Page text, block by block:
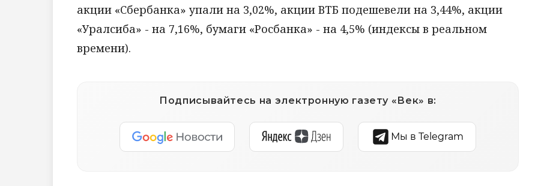
акции «Сбербанка» упали на 3,02%, акции ВТБ подешевели на 3,44%, акции
«Уралсиба» - на 7,16%, бумаги «Росбанка» - на 4,5% (индексы в реальном
времени).
Подписывайтесь на электронную газету «Век» в:
Мы в Telegram